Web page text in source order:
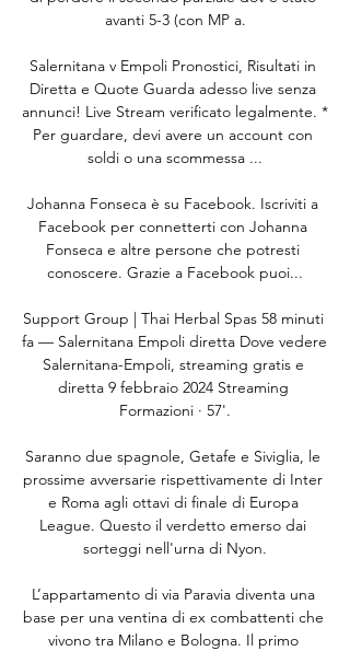
avanti 5-3 (con MP a.
Salernitana v Empoli Pronostici, Risultati in
Diretta e Quote Guarda adesso live senza
annunci! Live Stream verificato legalmente. *
Per guardare, devi avere un account con
soldi o una scommessa ...
Johanna Fonseca è su Facebook. Iscriviti a
Facebook per connetterti con Johanna
Fonseca e altre persone che potresti
conoscere. Grazie a Facebook puoi...
Support Group | Thai Herbal Spas 58 minuti
fa — Salernitana Empoli diretta Dove vedere
Salernitana-Empoli, streaming gratis e
diretta 9 febbraio 2024 Streaming
Formazioni · 57'.
Saranno due spagnole, Getafe e Siviglia, le
prossime avversarie rispettivamente di Inter
e Roma agli ottavi di finale di Europa
League. Questo il verdetto emerso dai
sorteggi nell'urna di Nyon.
L’appartamento di via Paravia diventa una
base per una ventina di ex combattenti che
vivono tra Milano e Bologna. Il primo